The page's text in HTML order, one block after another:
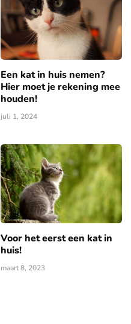
Een kat in huis nemen?
Hier moet je rekening mee
houden!
juli 1, 2024
Voor het eerst een kat in
huis!
maart 8, 2023